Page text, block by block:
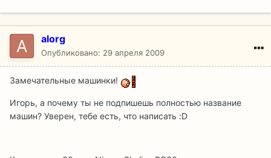
alorg
Опубликовано: 29 апреля 2009
Замечательные машинки!
Игорь, а почему ты не подпишешь полностью название
машин? Уверен, тебе есть, что написать :D